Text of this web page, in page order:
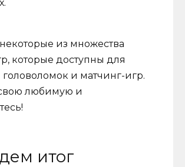
из множества
которые доступны для
и матчинг-игр.
любимую и
итог